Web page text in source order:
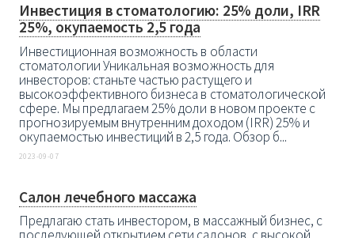
Инвестиция в стоматологию: 25% доли, IRR
25%, окупаемость 2,5 года
Инвестиционная возможность в области
стоматологии Уникальная возможность для
инвесторов: станьте частью растущего и
высокоэффективного бизнеса в стоматологической
сфере. Мы предлагаем 25% доли в новом проекте с
прогнозируемым внутренним доходом (IRR) 25% и
окупаемостью инвестиций в 2,5 года. Обзор б...
2023-09-07
Салон лечебного массажа
Предлагаю стать инвестором, в массажный бизнес, с